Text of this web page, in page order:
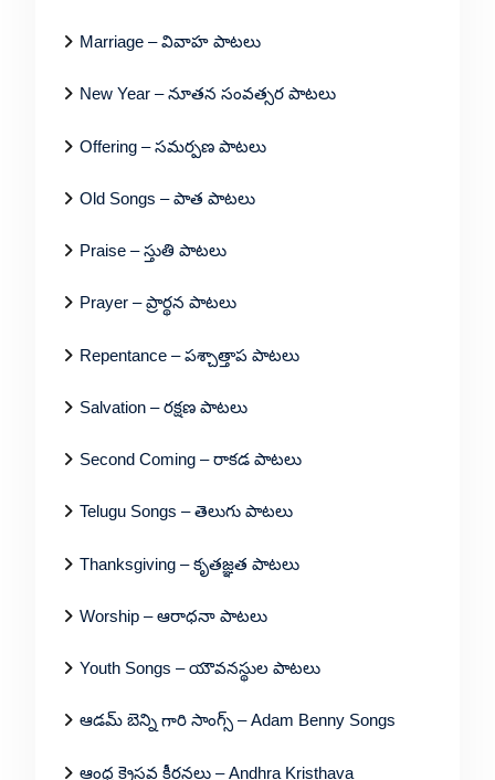
Marriage – వివాహ పాటలు
New Year – నూతన సంవత్సర పాటలు
Offering – సమర్పణ పాటలు
Old Songs – పాత పాటలు
Praise – స్తుతి పాటలు
Prayer – ప్రార్థన పాటలు
Repentance – పశ్చాత్తాప పాటలు
Salvation – రక్షణ పాటలు
Second Coming – రాకడ పాటలు
Telugu Songs – తెలుగు పాటలు
Thanksgiving – కృతజ్ఞత పాటలు
Worship – ఆరాధనా పాటలు
Youth Songs – యౌవనస్థుల పాటలు
ఆడమ్ బెన్ని గారి సాంగ్స్ – Adam Benny Songs
ఆంధ్ర క్రైస్తవ కీర్తనలు – Andhra Kristhava